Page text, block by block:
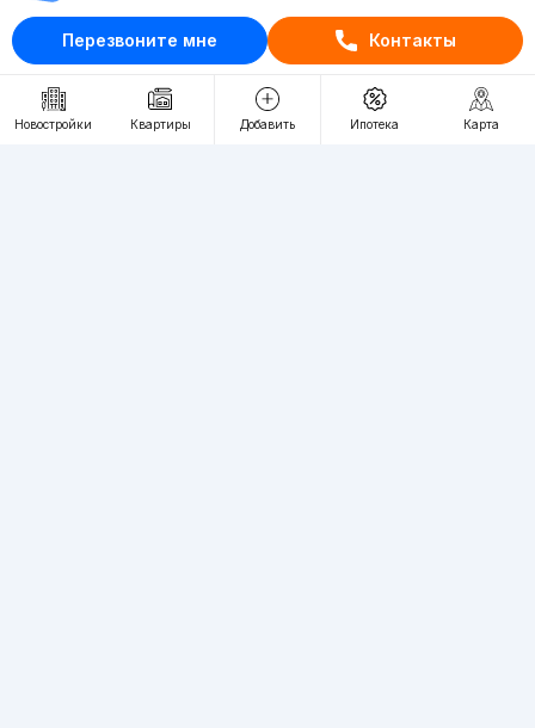
Перезвоните мне Контакты
Новостройки Квартиры Добавить Ипотека Карта
Отдел рекламы
+998 (78) 113-20-86
+998 (93) 390-30-10